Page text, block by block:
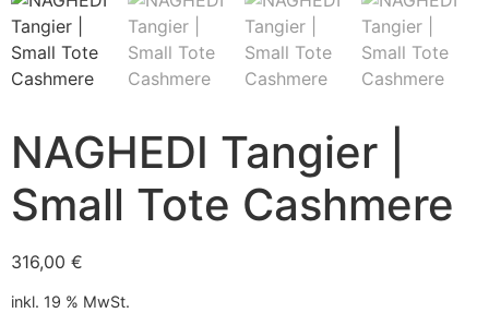
NAGHEDI Tangier |
Small Tote Cashmere
316,00 €
inkl. 19 % MwSt.